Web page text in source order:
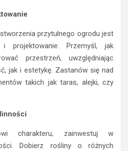
przytulnego ogrodu jest
i projektowanie. Przemyśl, jak
przestrzeń, uwzględniając
jak i estetykę. Zastanów się nad
takich jak taras, alejki, czy
charakteru, zainwestuj w
Dobierz rośliny o różnych